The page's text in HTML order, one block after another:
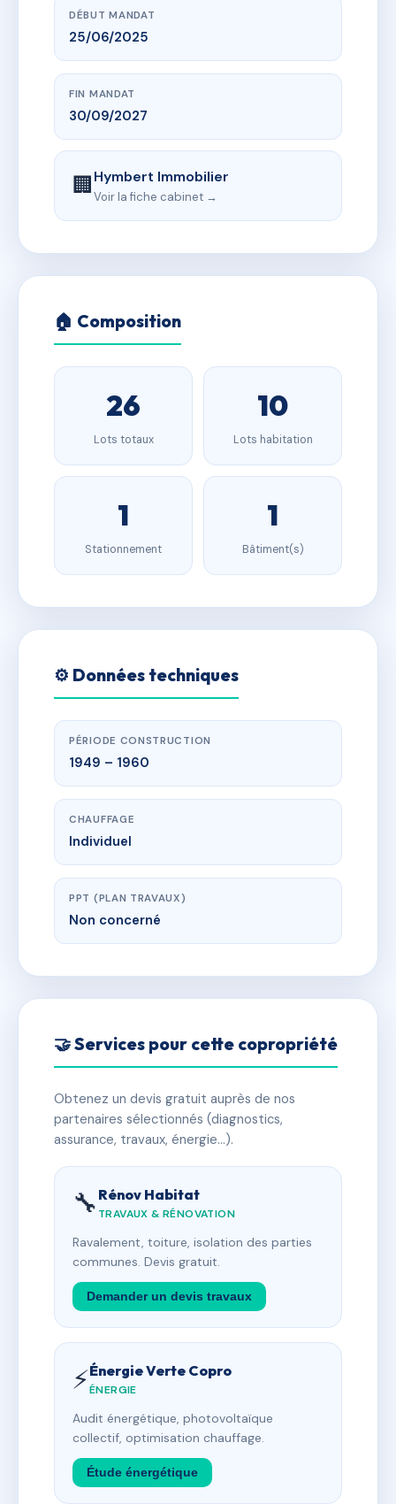
DÉBUT MANDAT
25/06/2025
FIN MANDAT
30/09/2027
🏢Hymbert Immobilier
Voir la fiche cabinet →
🏠 Composition
26
Lots totaux
10
Lots habitation
1
Stationnement
1
Bâtiment(s)
⚙️ Données techniques
PÉRIODE CONSTRUCTION
1949 – 1960
CHAUFFAGE
Individuel
PPT (PLAN TRAVAUX)
Non concerné
🤝 Services pour cette copropriété
Obtenez un devis gratuit auprès de nos
partenaires sélectionnés (diagnostics,
assurance, travaux, énergie…).
🔧 Rénov Habitat
TRAVAUX & RÉNOVATION
Ravalement, toiture, isolation des parties
communes. Devis gratuit.
Demander un devis travaux
⚡Énergie Verte Copro
ÉNERGIE
Audit énergétique, photovoltaïque
collectif, optimisation chauffage.
Étude énergétique